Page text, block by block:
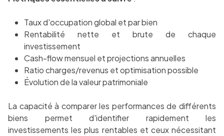
Taux d'occupation global et par bien
Rentabilité nette et brute de chaque
investissement
Cash-flow mensuel et projections annuelles
Ratio charges/revenus et optimisation possible
Évolution de la valeur patrimoniale
La capacité à comparer les performances de différents
biens permet d'identifier rapidement les
investissements les plus rentables et ceux nécessitant